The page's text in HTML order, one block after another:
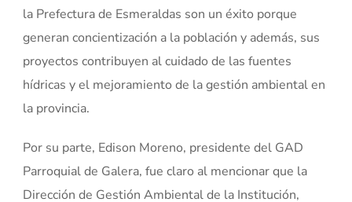
la Prefectura de Esmeraldas son un éxito porque
generan concientización a la población y además, sus
proyectos contribuyen al cuidado de las fuentes
hídricas y el mejoramiento de la gestión ambiental en
la provincia.
Por su parte, Edison Moreno, presidente del GAD
Parroquial de Galera, fue claro al mencionar que la
Dirección de Gestión Ambiental de la Institución,